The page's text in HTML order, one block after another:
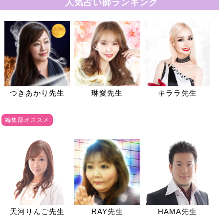
人気占い師ランキング
つきあかり先生 琳愛先生 キララ先生
編集部オススメ
天河りんご先生 RAY先生 HAMA先生